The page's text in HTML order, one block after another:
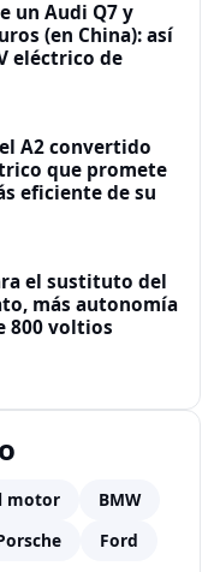
un Audi Q7 y
(en China): así
eléctrico de
A2 convertido
que promete
eficiente de su
el sustituto del
más autonomía
800 voltios
motor
BMW
Ford